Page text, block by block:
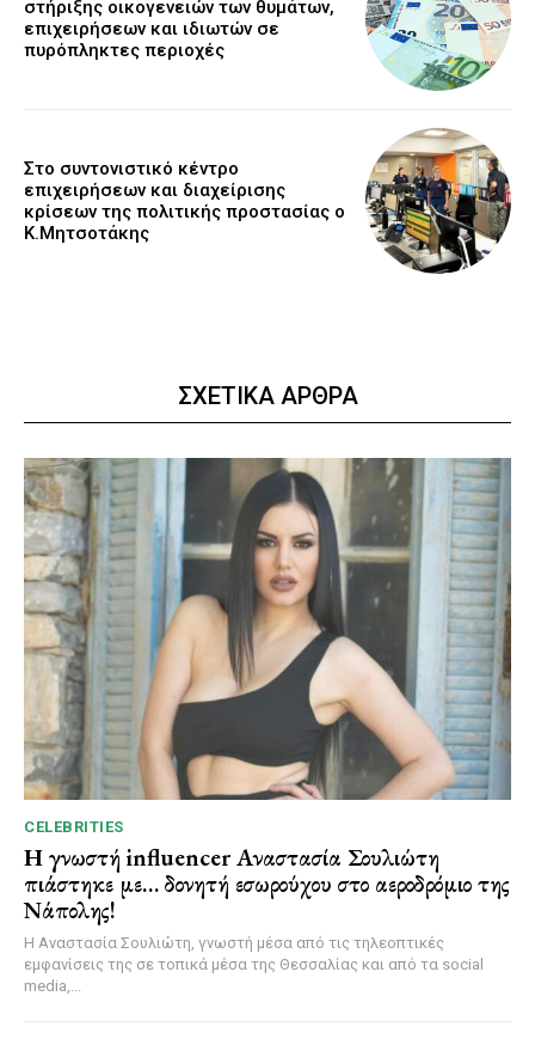
στήριξης οικογενειών των θυμάτων,
επιχειρήσεων και ιδιωτών σε
πυρόπληκτες περιοχές
Στο συντονιστικό κέντρο
επιχειρήσεων και διαχείρισης
κρίσεων της πολιτικής προστασίας ο
Κ.Μητσοτάκης
ΣΧΕΤΙΚΑ ΑΡΘΡΑ
CELEBRITIES
Η γνωστή influencer Αναστασία Σουλιώτη
πιάστηκε με… δονητή εσωρούχου στο αεροδρόμιο της
Νάπολης!
Η Αναστασία Σουλιώτη, γνωστή μέσα από τις τηλεοπτικές
εμφανίσεις της σε τοπικά μέσα της Θεσσαλίας και από τα social
media,...